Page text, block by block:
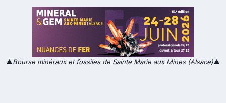
▲Bourse minéraux et fossiles de Sainte Marie aux Mines (Alsace)▲